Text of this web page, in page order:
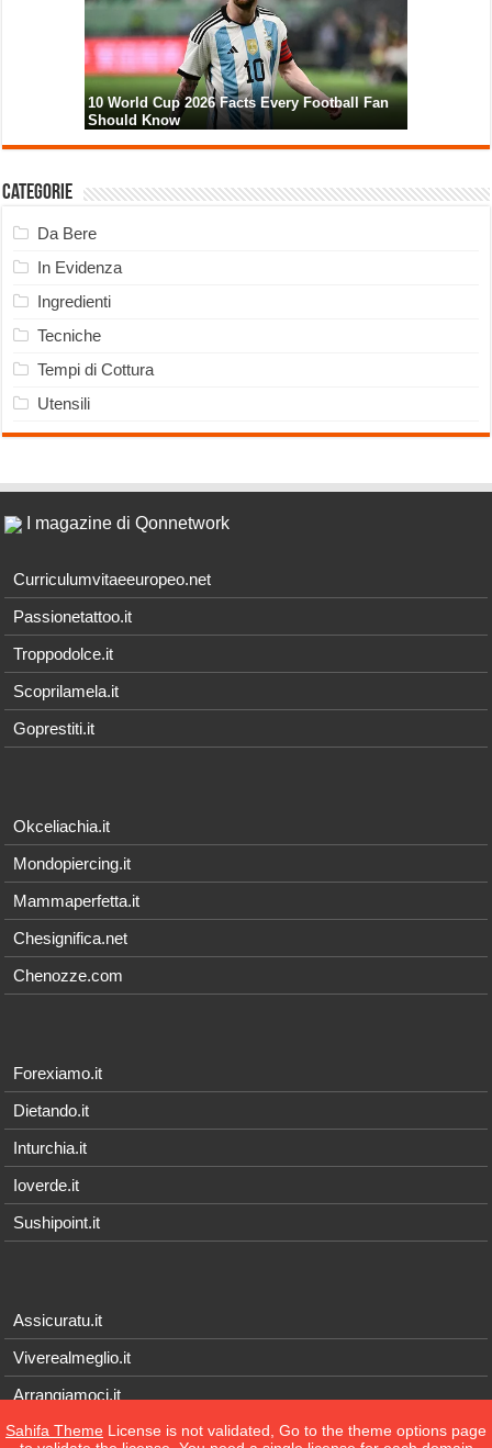
Categorie
Da Bere
In Evidenza
Ingredienti
Tecniche
Tempi di Cottura
Utensili
I magazine di Qonnetwork
Curriculumvitaeeuropeo.net
Passionetattoo.it
Troppodolce.it
Scoprilamela.it
Goprestiti.it
Okceliachia.it
Mondopiercing.it
Mammaperfetta.it
Chesignifica.net
Chenozze.com
Forexiamo.it
Dietando.it
Inturchia.it
Ioverde.it
Sushipoint.it
Assicuratu.it
Viverealmeglio.it
Arrangiamoci.it
Tecnichef.it
Sahifa Theme License is not validated, Go to the theme options page